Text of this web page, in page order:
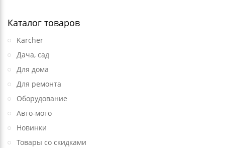
Каталог товаров
Karcher
Дача, сад
Для дома
Для ремонта
Оборудование
Авто-мото
Новинки
Товары со скидками